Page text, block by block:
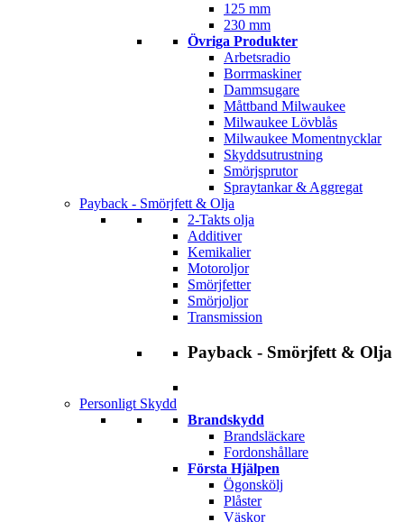
125 mm
230 mm
Övriga Produkter
Arbetsradio
Borrmaskiner
Dammsugare
Måttband Milwaukee
Milwaukee Lövblås
Milwaukee Momentnycklar
Skyddsutrustning
Smörjsprutor
Spraytankar & Aggregat
Payback - Smörjfett & Olja
2-Takts olja
Additiver
Kemikalier
Motoroljor
Smörjfetter
Smörjoljor
Transmission
Payback - Smörjfett & Olja
Personligt Skydd
Brandskydd
Brandsläckare
Fordonshållare
Första Hjälpen
Ögonskölj
Plåster
Väskor